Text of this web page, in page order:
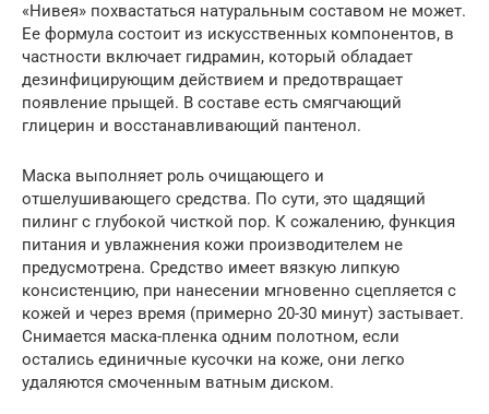
«Нивея» похвастаться натуральным составом не может.
Ее формула состоит из искусственных компонентов, в
частности включает гидрамин, который обладает
дезинфицирующим действием и предотвращает
появление прыщей. В составе есть смягчающий
глицерин и восстанавливающий пантенол.
Маска выполняет роль очищающего и
отшелушивающего средства. По сути, это щадящий
пилинг с глубокой чисткой пор. К сожалению, функция
питания и увлажнения кожи производителем не
предусмотрена. Средство имеет вязкую липкую
консистенцию, при нанесении мгновенно сцепляется с
кожей и через время (примерно 20-30 минут) застывает.
Снимается маска-пленка одним полотном, если
остались единичные кусочки на коже, они легко
удаляются смоченным ватным диском.